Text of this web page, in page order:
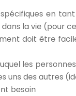
en
la vie (pour
doit être
les
uns des autres
besoin